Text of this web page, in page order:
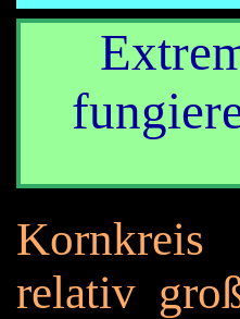
relativ